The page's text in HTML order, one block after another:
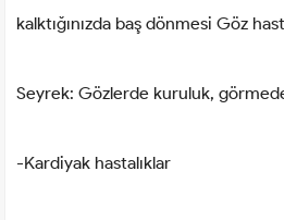
kalktığınızda baş dönmesi Göz
Seyrek: Gözlerde kuruluk,
-Kardiyak hastalıklar